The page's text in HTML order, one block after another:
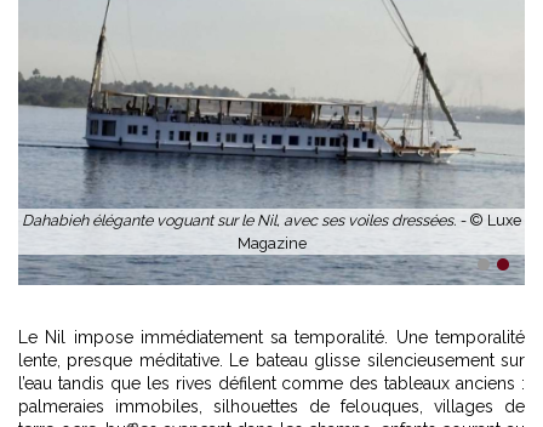
Dahabieh élégante voguant sur le Nil, avec ses voiles dressées. - © Luxe
Magazine
1 2
Le Nil impose immédiatement sa temporalité. Une temporalité
lente, presque méditative. Le bateau glisse silencieusement sur
l’eau tandis que les rives défilent comme des tableaux anciens :
palmeraies immobiles, silhouettes de felouques, villages de